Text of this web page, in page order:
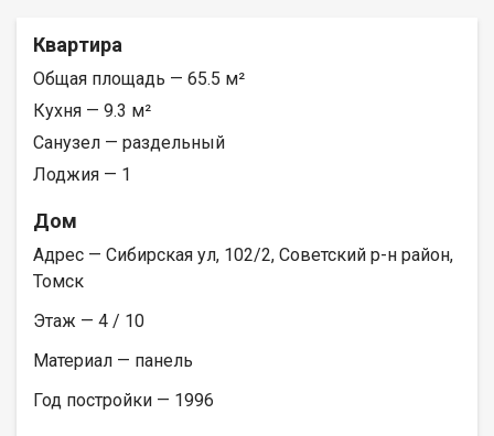
Квартира
Общая площадь — 65.5 м²
Кухня — 9.3 м²
Санузел — раздельный
Лоджия — 1
Дом
Адрес — Сибирская ул, 102/2, Советский р-н район,
Томск
Этаж — 4 / 10
Материал — панель
Год постройки — 1996